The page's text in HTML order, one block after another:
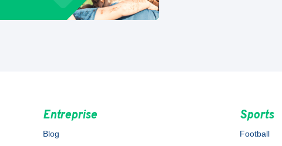
Entreprise
Blog
Sports
Football